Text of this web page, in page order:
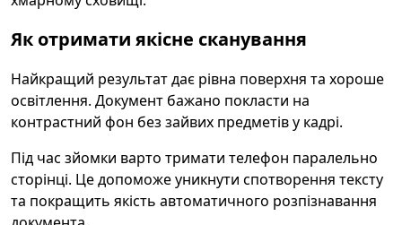
Як отримати якісне сканування
Найкращий результат дає рівна поверхня та хороше
освітлення. Документ бажано покласти на
контрастний фон без зайвих предметів у кадрі.
Під час зйомки варто тримати телефон паралельно
сторінці. Це допоможе уникнути спотворення тексту
та покращить якість автоматичного розпізнавання